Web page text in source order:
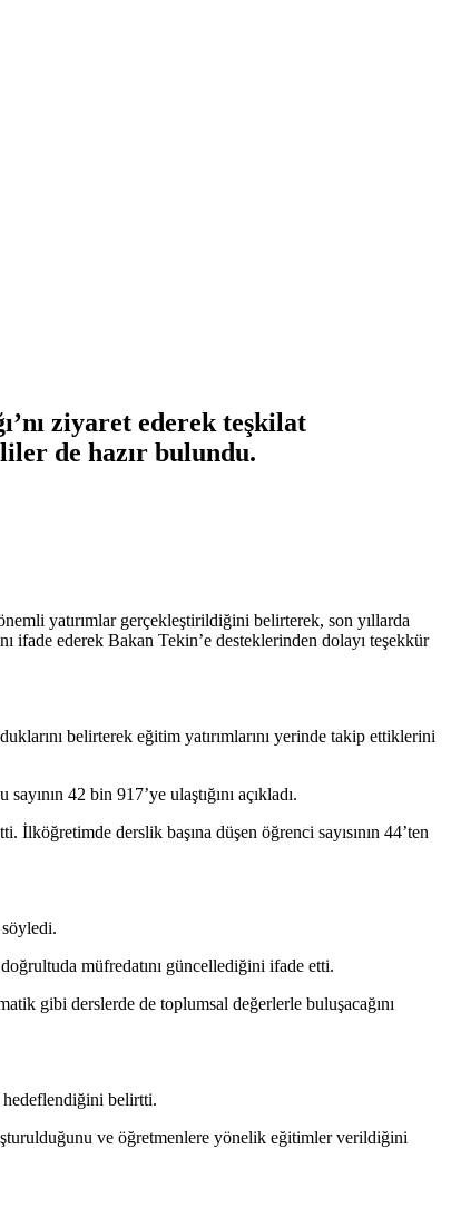
ziyaret ederek teşkilat
de hazır bulundu.
yatırımlar gerçekleştirildiğini belirterek, son yıllarda
ifade ederek Bakan Tekin’e desteklerinden dolayı teşekkür
belirterek eğitim yatırımlarını yerinde takip ettiklerini
42 bin 917’ye ulaştığını açıkladı.
İlköğretimde derslik başına düşen öğrenci sayısının 44’ten
müfredatını güncellediğini ifade etti.
gibi derslerde de toplumsal değerlerle buluşacağını
hedeflendiğini belirtti.
ve öğretmenlere yönelik eğitimler verildiğini